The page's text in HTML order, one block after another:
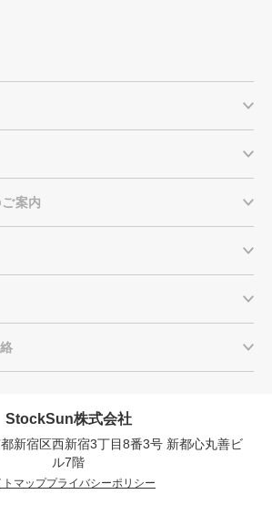
会社概要資料をダウンロー
ドする
案内
StockSun株式会社
新宿区西新宿3丁目8番3号 新都心丸善ビ
ル7階
トマッププライバシーポリシー